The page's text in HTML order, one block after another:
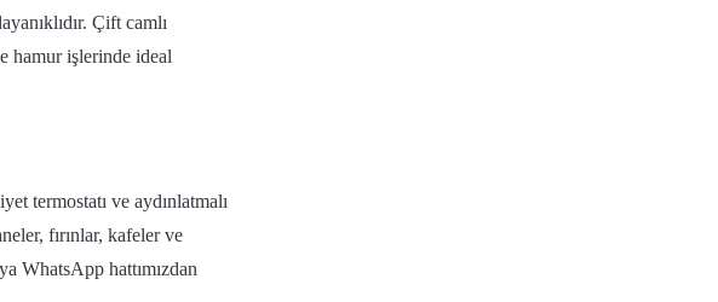
Çift camlı
hamur işlerinde ideal
termostatı ve aydınlatmalı
fırınlar, kafeler ve
WhatsApp hattımızdan